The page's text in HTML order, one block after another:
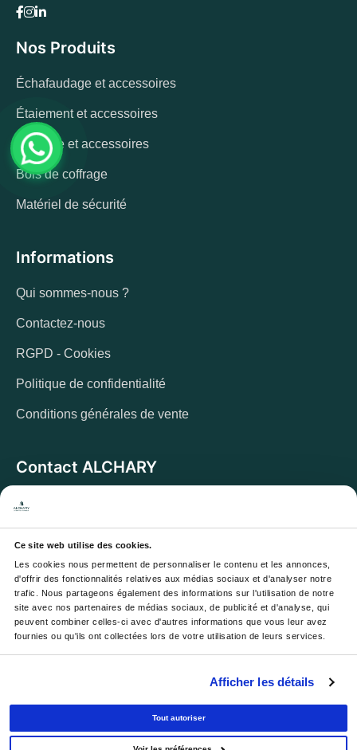
Ce site web utilise des cookies.
Les cookies nous permettent de personnaliser le contenu et les annonces,
d'offrir des fonctionnalités relatives aux médias sociaux et d'analyser notre
trafic. Nous partageons également des informations sur l'utilisation de notre
site avec nos partenaires de médias sociaux, de publicité et d'analyse, qui
peuvent combiner celles-ci avec d'autres informations que vous leur avez
fournies ou qu'ils ont collectées lors de votre utilisation de leurs services.
Afficher les détails
Tout autoriser
Nos Produits
Échafaudage et accessoires
Étaiement et accessoires
Coffrage et accessoires
Bois de coffrage
Matériel de sécurité
Informations
Qui sommes-nous ?
Contactez-nous
RGPD - Cookies
Politique de confidentialité
Conditions générales de vente
Contact ALCHARY
Adresse :
Horaires :Du lundi au vendredi de 8h à 17h. Et samedi de
8h à 13h
Email :contact@alchary.fr
Téléphone :+33 1 30 29 12 19
Newsletter
Votre e-mail sera utilisé pour vous envoyer nos
newsletters et offres, avec désinscription à tout moment.